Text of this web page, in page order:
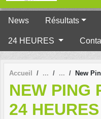
News Résultats
24 HEURES
Accueil New
NEW PING
24